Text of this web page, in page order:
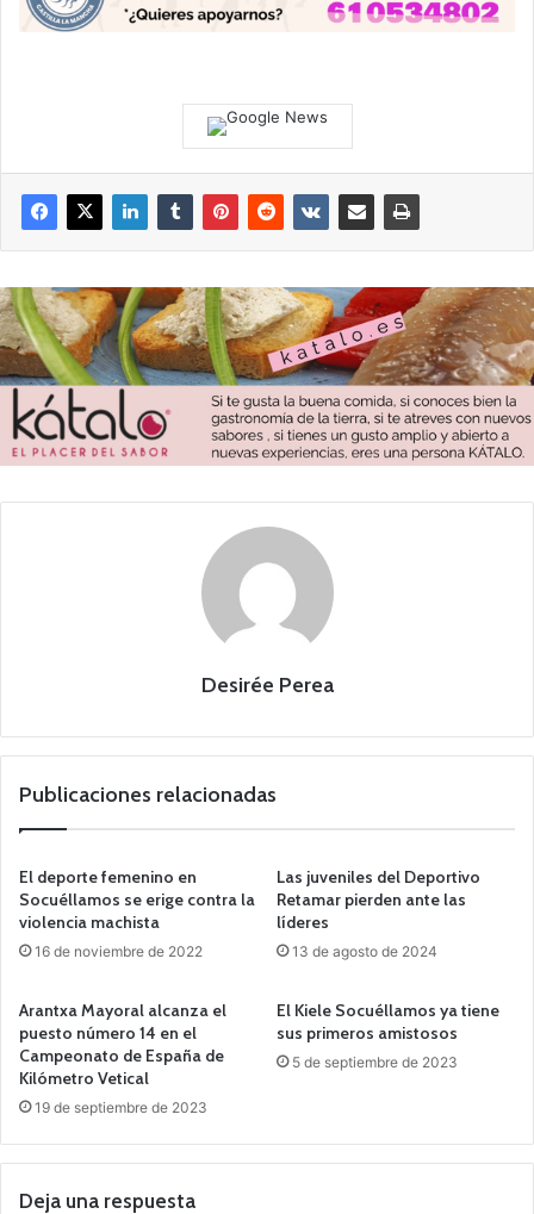
Desirée Perea
Publicaciones relacionadas
El deporte femenino en
Socuéllamos se erige contra la
violencia machista
16 de noviembre de 2022
Las juveniles del Deportivo
Retamar pierden ante las
líderes
13 de agosto de 2024
Arantxa Mayoral alcanza el
puesto número 14 en el
Campeonato de España de
Kilómetro Vetical
19 de septiembre de 2023
El Kiele Socuéllamos ya tiene
sus primeros amistosos
5 de septiembre de 2023
Deja una respuesta